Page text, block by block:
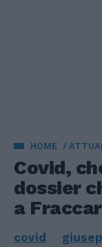
HOME
Covid,
dossier
a
covid